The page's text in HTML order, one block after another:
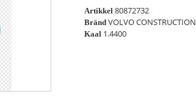
Artikkel80872732
BrändVOLVO CONSTRUCTION
Kaal 1.4400